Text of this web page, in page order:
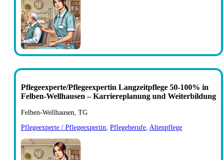
Pflegeexperte/Pflegeexpertin Langzeitpflege 50-100% in
Felben-Wellhausen – Karriereplanung und Weiterbildung
Felben-Wellhausen, TG
Pflegeexperte / Pflegeexpertin, Pflegeberufe, Altenpflege